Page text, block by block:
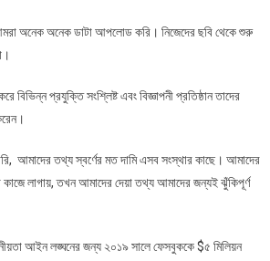
অনেক অনেক ডাটা আপলোড করি। নিজেদের ছবি থেকে শুরু
প্রযুক্তি সংশ্লিষ্ট এবং বিজ্ঞাপনী প্রতিষ্ঠান তাদের
আমাদের তথ্য স্বর্ণের মত দামি এসব সংস্থার কাছে। আমাদের
কাজে লাগায়, তখন আমাদের দেয়া তথ্য আমাদের জন্যই ঝুঁকিপূর্ণ
আইন লঙ্ঘনের জন্য ২০১৯ সালে ফেসবুককে $৫ মিলিয়ন